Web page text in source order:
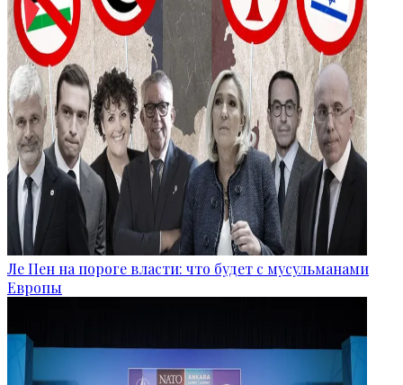
Ле Пен на пороге власти: что будет с мусульманами
Европы